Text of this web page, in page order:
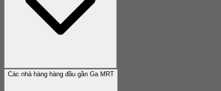
Các nhà hàng hàng đầu gần Ga MRT